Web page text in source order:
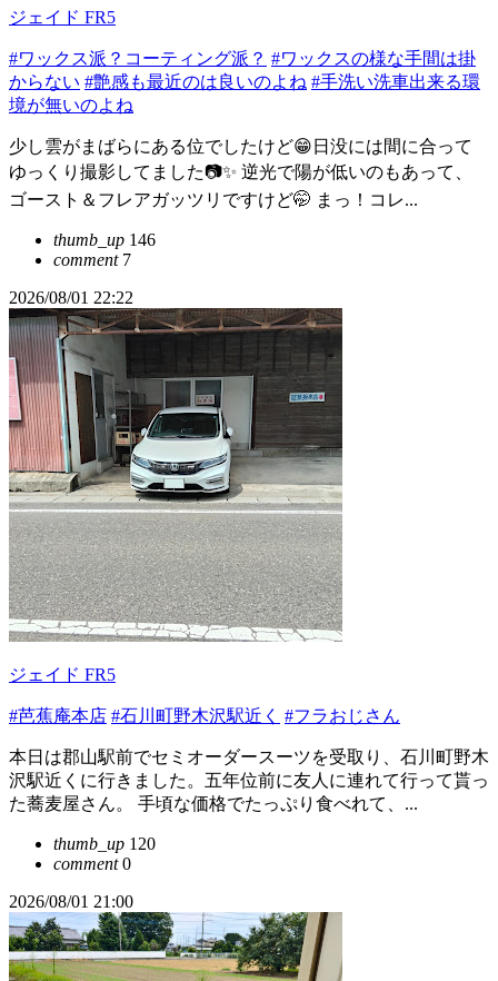
ジェイド FR5
#ワックス派？コーティング派？ #ワックスの様な手間は掛
からない #艶感も最近のは良いのよね #手洗い洗車出来る環
境が無いのよね
少し雲がまばらにある位でしたけど😁日没には間に合って
ゆっくり撮影してました📷✨ 逆光で陽が低いのもあって、
ゴースト＆フレアガッツリですけど🤭 まっ！コレ...
thumb_up 146
comment7
2026/08/01 22:22
ジェイド FR5
#芭蕉庵本店 #石川町野木沢駅近く #フラおじさん
本日は郡山駅前でセミオーダースーツを受取り、石川町野木
沢駅近くに行きました。五年位前に友人に連れて行って貰っ
た蕎麦屋さん。 手頃な価格でたっぷり食べれて、...
thumb_up 120
comment0
2026/08/01 21:00